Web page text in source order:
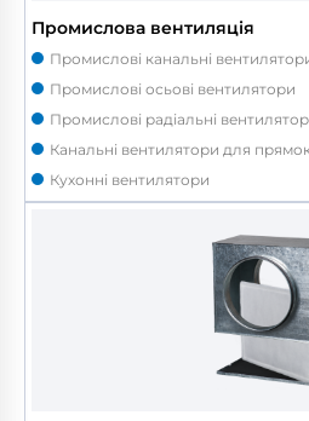
Промислова вентиляція
Промислові канальні
Промислові осьові вентилятори
Промислові радіальні
Канальні вентилятори для
Кухонні вентилятори